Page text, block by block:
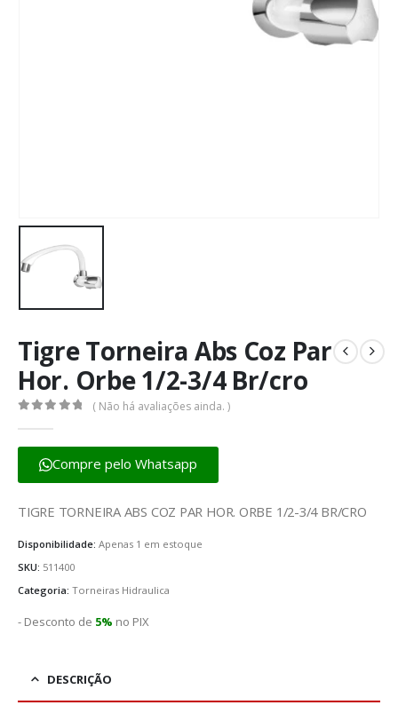
Tigre Torneira Abs Coz Par
Hor. Orbe 1/2-3/4 Br/cro
( Não há avaliações ainda. )
Compre pelo Whatsapp
TIGRE TORNEIRA ABS COZ PAR HOR. ORBE 1/2-3/4 BR/CRO
Disponibilidade: Apenas 1 em estoque
SKU: 511400
Categoria: Torneiras Hidraulica
- Desconto de 5% no PIX
DESCRIÇÃO